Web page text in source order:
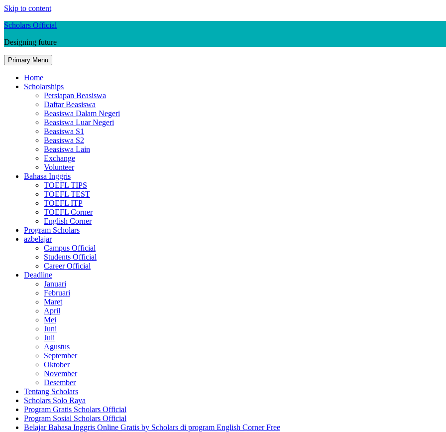
Skip to content
Scholars Official
Designing future
Primary Menu
Home
Scholarships
Persiapan Beasiswa
Daftar Beasiswa
Beasiswa Dalam Negeri
Beasiswa Luar Negeri
Beasiswa S1
Beasiswa S2
Beasiswa Lain
Exchange
Volunteer
Bahasa Inggris
TOEFL TIPS
TOEFL TEST
TOEFL ITP
TOEFL Corner
English Corner
Program Scholars
azbelajar
Campus Official
Students Official
Career Official
Deadline
Januari
Februari
Maret
April
Mei
Juni
Juli
Agustus
September
Oktober
November
Desember
Tentang Scholars
Scholars Solo Raya
Program Gratis Scholars Official
Program Sosial Scholars Official
Belajar Bahasa Inggris Online Gratis by Scholars di program English Corner Free